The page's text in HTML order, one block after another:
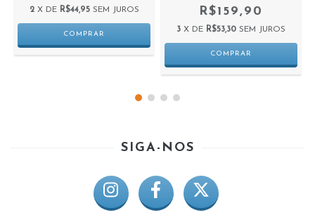
2 X DE R$44,95 SEM JUROS R$159,90
3 X DE R$53,30 SEM JUROS
SIGA-NOS